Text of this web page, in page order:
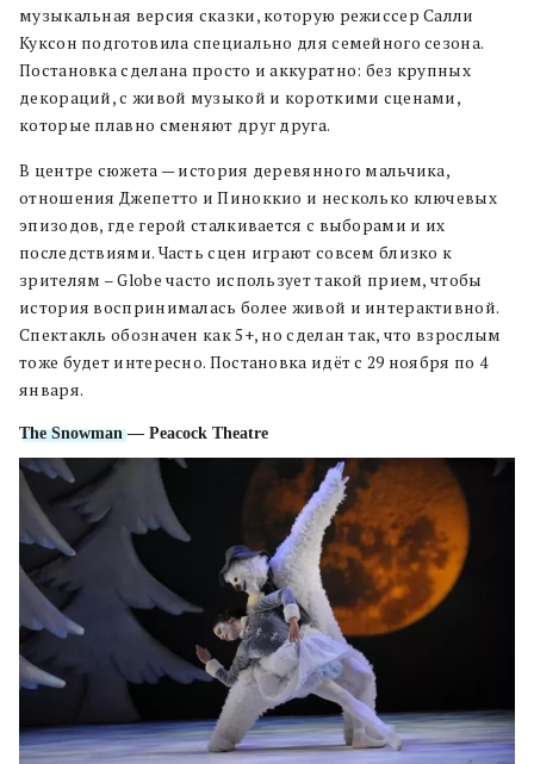
музыкальная версия сказки, которую режиссер Салли
Куксон подготовила специально для семейного сезона.
Постановка сделана просто и аккуратно: без крупных
декораций, с живой музыкой и короткими сценами,
которые плавно сменяют друг друга.
В центре сюжета — история деревянного мальчика,
отношения Джепетто и Пиноккио и несколько ключевых
эпизодов, где герой сталкивается с выборами и их
последствиями. Часть сцен играют совсем близко к
зрителям – Globe часто использует такой прием, чтобы
история воспринималась более живой и интерактивной.
Спектакль обозначен как 5+, но сделан так, что взрослым
тоже будет интересно. Постановка идёт с 29 ноября по 4
января.
The Snowman— Peacock Theatre